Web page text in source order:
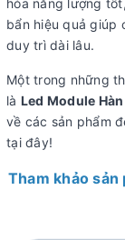
hóa năng lượng
bẩn hiệu quả giúp
duy trì dài lâu.
Một trong những
là Led Module
về các sản phẩm
tại đây!
Tham khảo sản